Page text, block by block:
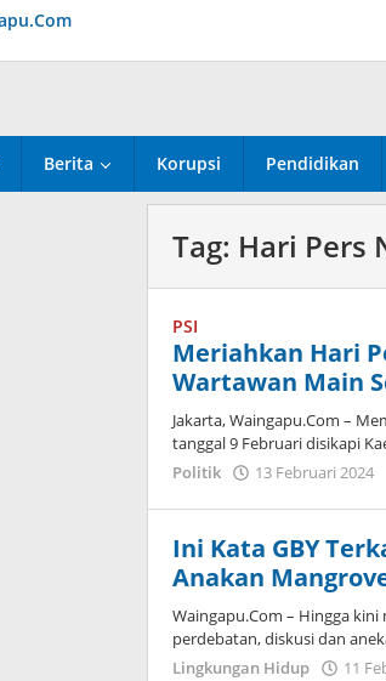
Berita Korupsi Pendidikan
Tag: Hari Pers
PSI
Meriahkan Hari
Wartawan Main
Jakarta, Waingapu.Com –
tanggal 9 Februari disikapi
Politik
13 Februari 2024
Ini Kata GBY
Anakan
Waingapu.Com – Hingga
perdebatan, diskusi dan
Lingkungan Hidup
11